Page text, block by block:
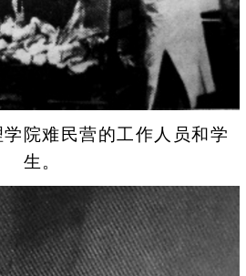
难民营的工作人员和学
生。